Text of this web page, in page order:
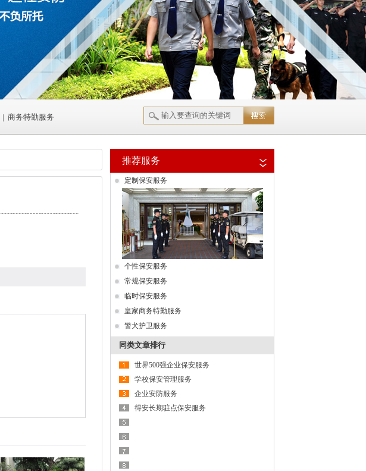
| 商务特勤服务
推荐服务
定制保安服务
个性保安服务
常规保安服务
临时保安服务
皇家商务特勤服务
警犬护卫服务
同类文章排行
世界500强企业保安服务
学校保安管理服务
企业安防服务
得安长期驻点保安服务